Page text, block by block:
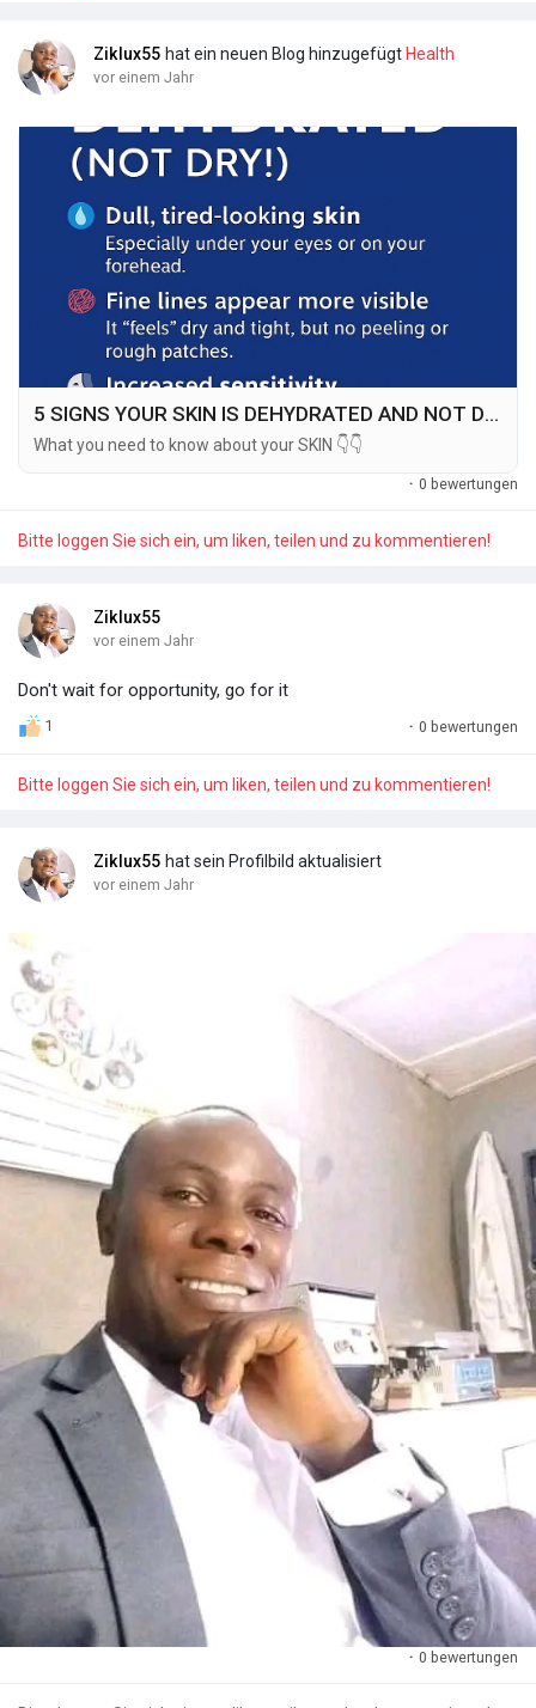
Ziklux55 hat ein neuen Blog hinzugefügt Health
vor einem Jahr
5 SIGNS YOUR SKIN IS DEHYDRATED AND NOT DRY SKIN
What you need to know about your SKIN 👇👇
· 0 bewertungen
Bitte loggen Sie sich ein, um liken, teilen und zu kommentieren!
Ziklux55
vor einem Jahr
Don't wait for opportunity, go for it
1 · 0 bewertungen
Bitte loggen Sie sich ein, um liken, teilen und zu kommentieren!
Ziklux55 hat sein Profilbild aktualisiert
vor einem Jahr
· 0 bewertungen